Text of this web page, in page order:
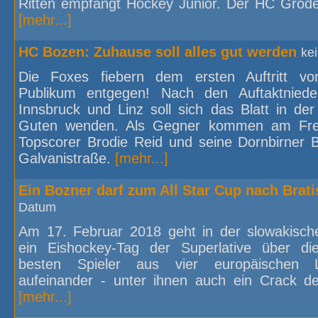
Ritten empfängt Hockey Junior. Der HC
[mehr...]
HC Bozen: Zuhause soll alles gut werden
Die Foxes fiebern dem ersten Auftritt
Publikum entgegen! Nach den
Innsbruck und Linz soll sich das Blatt in der
Guten wenden. Als Gegner kommen am
Topscorer Brodie Reid und seine Dornbirner
Galvanistraße. [mehr...]
Ein Bozner darf zum All Star Cup nach
Datum
Am 17. Februar 2018 geht in der
ein Eishockey-Tag der Superlative über
besten Spieler aus vier europäischen
aufeinander - unter ihnen auch ein Crack
[mehr...]